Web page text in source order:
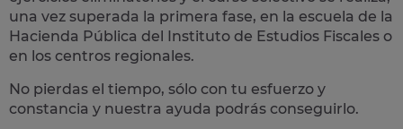
una vez superada la primera fase, en la escuela de la
Hacienda Pública del Instituto de Estudios Fiscales o
en los centros regionales.
No pierdas el tiempo, sólo con tu esfuerzo y
constancia y nuestra ayuda podrás conseguirlo.